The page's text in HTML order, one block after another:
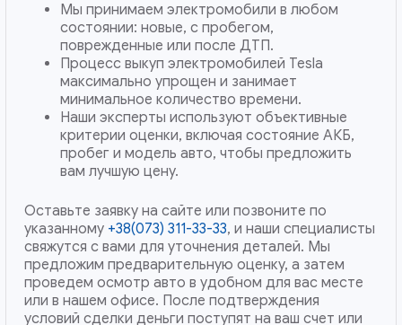
Мы принимаем электромобили в любом
состоянии: новые, с пробегом,
поврежденные или после ДТП.
Процесс выкуп электромобилей Tesla
максимально упрощен и занимает
минимальное количество времени.
Наши эксперты используют объективные
критерии оценки, включая состояние АКБ,
пробег и модель авто, чтобы предложить
вам лучшую цену.
Оставьте заявку на сайте или позвоните по
указанному +38(073) 311-33-33, и наши специалисты
свяжутся с вами для уточнения деталей. Мы
предложим предварительную оценку, а затем
проведем осмотр авто в удобном для вас месте
или в нашем офисе. После подтверждения
условий сделки деньги поступят на ваш счет или